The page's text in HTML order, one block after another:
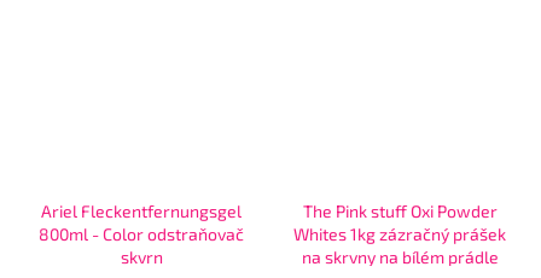
Ariel Fleckentfernungsgel
800ml - Color odstraňovač
skvrn
The Pink stuff Oxi Powder
Whites 1kg zázračný prášek
na skrvny na bílém prádle